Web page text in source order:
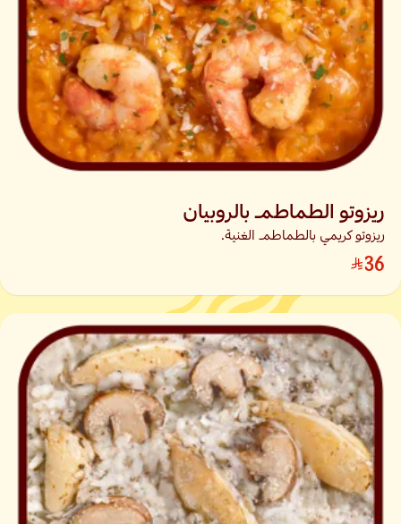
ريزوتو الطماطم بالروبيان
ريزوتو كريمي بالطماطم الغنية.
36